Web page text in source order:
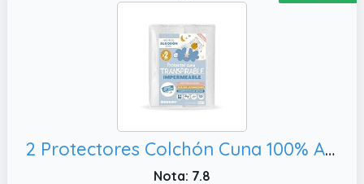
2 Protectores Colchón Cuna 100% Algodón 60 x 120 cm Impermeable Antiácaros Cubre Colchon Ajustable Certificado OekoTEX y BI-OME® Technology Funda Protectora Hecho En España (60x120 cm)
Nota: 7.8